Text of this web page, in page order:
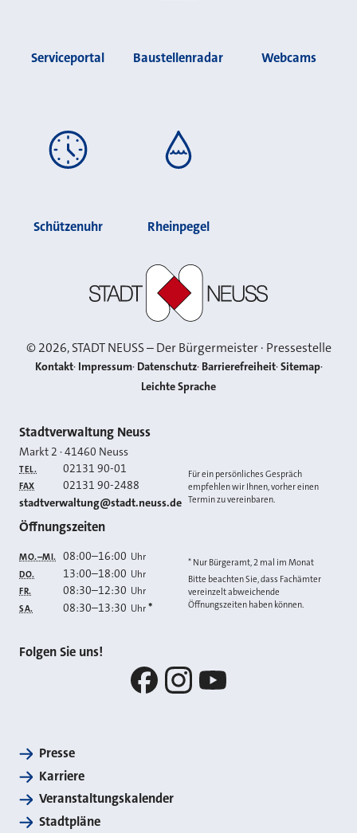
Serviceportal Baustellenradar Webcams
Schützenuhr Rheinpegel
©2026, STADT NEUSS – Der Bürgermeister · Pressestelle
Kontakt Impressum Datenschutz Barrierefreiheit Sitemap
Leichte Sprache
Kontakt
Stadtverwaltung Neuss
Markt 2 ·41460 Neuss
TEL. 02131 90-01
FAX 02131 90-2488
E-MAIL
stadtverwaltung@stadt.neuss.de
Für ein persönliches Gespräch
empfehlen wir Ihnen, vorher einen
Termin zu vereinbaren.
Öffnungszeiten
MO.–MI. 08:00–16:00 Uhr
DO. 13:00–18:00 Uhr
FR. 08:30–12:30 Uhr
SA. 08:30–13:30 Uhr *
* Nur Bürgeramt, 2 mal im Monat
Bitte beachten Sie, dass Fachämter
vereinzelt abweichende
Öffnungszeiten haben können.
Folgen Sie uns!
Presse
Karriere
Veranstaltungskalender
Stadtpläne